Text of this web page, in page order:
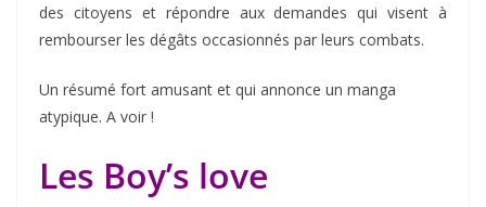
des citoyens et répondre aux demandes qui visent à
rembourser les dégâts occasionnés par leurs combats.
Un résumé fort amusant et qui annonce un manga
atypique. A voir !
Les Boy’s love